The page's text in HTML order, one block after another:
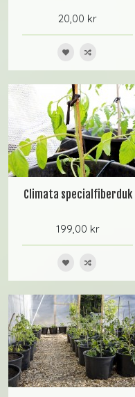
20,00 kr
Climata specialfiberduk
199,00 kr